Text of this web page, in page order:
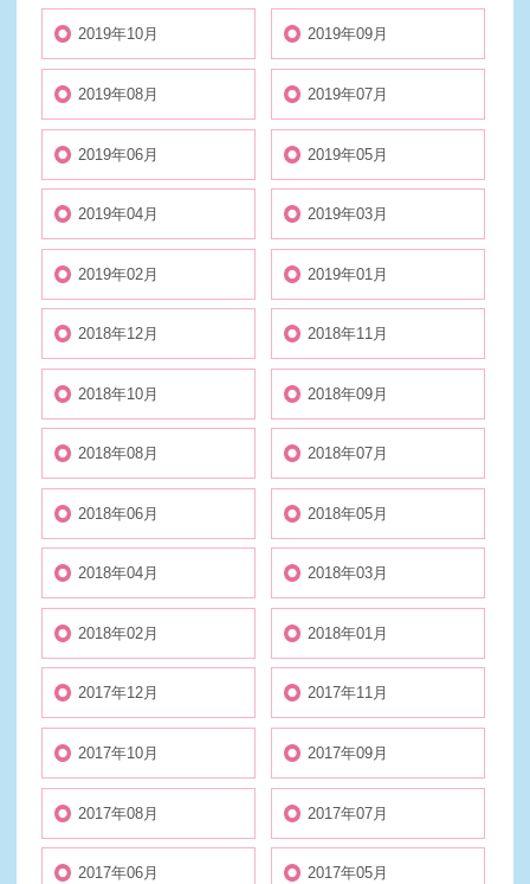
2019年10月 2019年09月
2019年08月 2019年07月
2019年06月 2019年05月
2019年04月 2019年03月
2019年02月 2019年01月
2018年12月 2018年11月
2018年10月 2018年09月
2018年08月 2018年07月
2018年06月 2018年05月
2018年04月 2018年03月
2018年02月 2018年01月
2017年12月 2017年11月
2017年10月 2017年09月
2017年08月 2017年07月
2017年06月 2017年05月